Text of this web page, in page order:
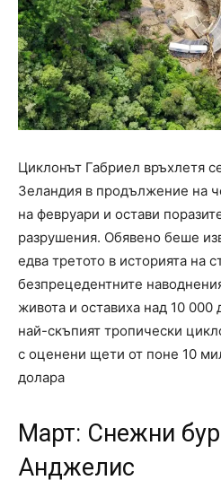
Циклонът Габриел връхлетя
Зеландия в продължение на
на февруари и остави
разрушения. Обявено беше
едва третото в историята на
безпрецедентните
живота и оставиха над 10
най-скъпият тропически
с оценени щети от поне 10
долара
Март: Снежни
Анджелис